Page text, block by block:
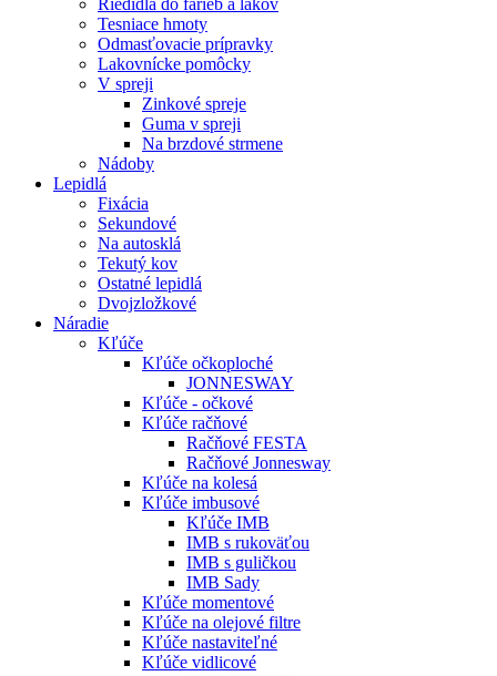
Riedidlá do farieb a lakov
Tesniace hmoty
Odmasťovacie prípravky
Lakovnícke pomôcky
V spreji
Zinkové spreje
Guma v spreji
Na brzdové strmene
Nádoby
Lepidlá
Fixácia
Sekundové
Na autosklá
Tekutý kov
Ostatné lepidlá
Dvojzložkové
Náradie
Kľúče
Kľúče očkoploché
JONNESWAY
Kľúče - očkové
Kľúče račňové
Račňové FESTA
Račňové Jonnesway
Kľúče na kolesá
Kľúče imbusové
Kľúče IMB
IMB s rukoväťou
IMB s guličkou
IMB Sady
Kľúče momentové
Kľúče na olejové filtre
Kľúče nastaviteľné
Kľúče vidlicové